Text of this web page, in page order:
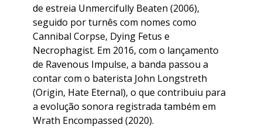
de estreia Unmercifully Beaten (2006),
seguido por turnês com nomes como
Cannibal Corpse, Dying Fetus e
Necrophagist. Em 2016, com o lançamento
de Ravenous Impulse, a banda passou a
contar com o baterista John Longstreth
(Origin, Hate Eternal), o que contribuiu para
a evolução sonora registrada também em
Wrath Encompassed (2020).